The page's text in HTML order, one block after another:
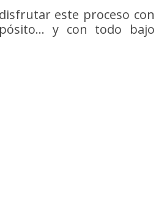
este proceso con
y con todo bajo